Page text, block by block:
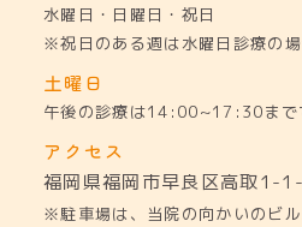
水曜日・日曜日・祝日
※祝日のある週は水曜日診療の
土曜日
午後の診療は14:00~17:30まで
アクセス
福岡県福岡市早良区高取1-
※駐車場は、当院の向かいのビ